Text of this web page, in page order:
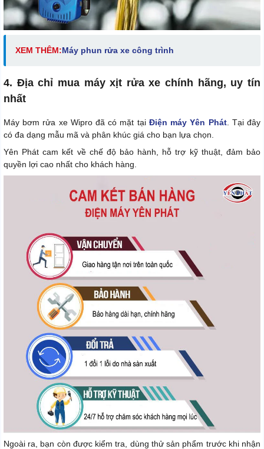
XEM THÊM:Máy phun rửa xe công trình
4. Địa chỉ mua máy xịt rửa xe chính hãng, uy tín
nhất
Máy bơm rửa xe Wipro đã có mặt tại Điện máy Yên Phát. Tại đây
có đa dạng mẫu mã và phân khúc giá cho bạn lựa chọn.
Yên Phát cam kết về chế độ bảo hành, hỗ trợ kỹ thuật, đảm bảo
quyền lợi cao nhất cho khách hàng.
Ngoài ra, bạn còn được kiểm tra, dùng thử sản phẩm trước khi nhận